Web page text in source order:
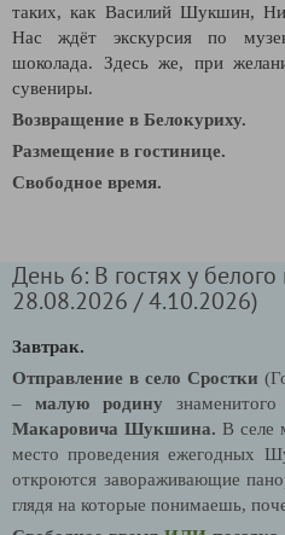
таких, как Василий Шукшин,
Нас ждёт экскурсия по
шоколада. Здесь же, при
сувениры.
Возвращение в Белокуриху.
Размещение в гостинице.
Свободное время.
День 6: В гостях у
28.08.2026 / 4.10.2026)
Завтрак.
Отправление в село Сростки
– малую родину знаменитого
Макаровича Шукшина. В селе
место проведения ежегодных
откроются завораживающие
глядя на которые понимаешь,